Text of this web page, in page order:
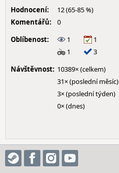
Hodnocení:
12 (65-85 %)
Komentářů:
0
Oblíbenost:
1
1
1
3
Návštěvnost: 10389× (celkem)
31× (poslední měsíc)
3× (poslední týden)
0× (dnes)